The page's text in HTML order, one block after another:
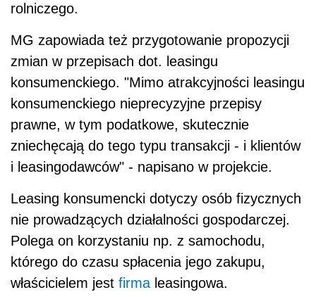
rolniczego.
MG zapowiada też przygotowanie propozycji
zmian w przepisach dot. leasingu
konsumenckiego. "Mimo atrakcyjności leasingu
konsumenckiego nieprecyzyjne przepisy
prawne, w tym podatkowe, skutecznie
zniechęcają do tego typu transakcji - i klientów
i leasingodawców" - napisano w projekcie.
Leasing konsumencki dotyczy osób fizycznych
nie prowadzących działalności gospodarczej.
Polega on korzystaniu np. z samochodu,
którego do czasu spłacenia jego zakupu,
właścicielem jest firmaleasingowa.